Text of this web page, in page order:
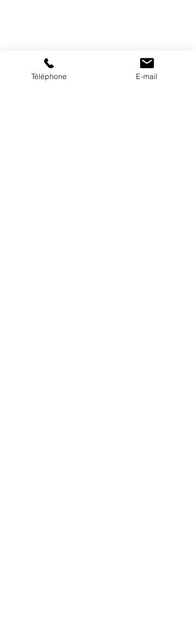
Téléphone E-mail